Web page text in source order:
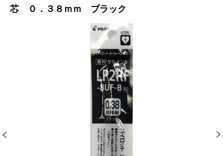
芯 ０．３８ｍｍ ブラック